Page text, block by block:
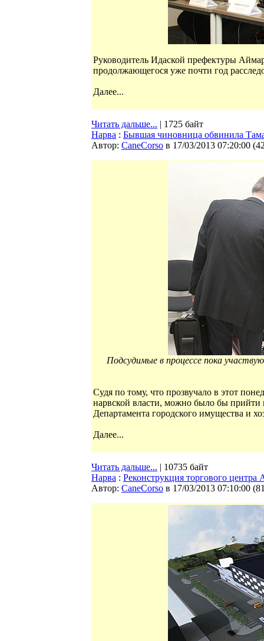
Руководитель Идаской префектуры
продолжающегося уже почти год
Далее...
Читать дальше... | 1725 байт
Нарва : Бывшая чиновница обвинила
Автор: CaneCorso в 17/03/2013 07:20:00 (
Подсудимые в процессе пока
Судя по тому, что прозвучало в этот
нарвской власти, можно было бы прийти
Департамента городского имущества и
Далее...
Читать дальше... | 10735 байт
Нарва : Реконструкция торгового центра
Автор: CaneCorso в 17/03/2013 07:10:00 (